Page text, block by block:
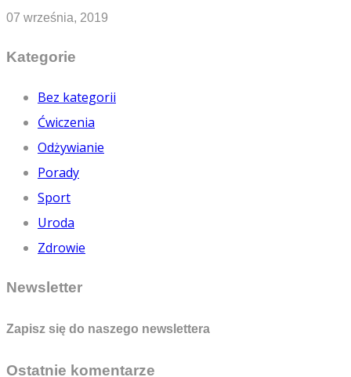
07 września, 2019
Kategorie
Bez kategorii
Ćwiczenia
Odżywianie
Porady
Sport
Uroda
Zdrowie
Newsletter
Zapisz się do naszego newslettera
Ostatnie komentarze